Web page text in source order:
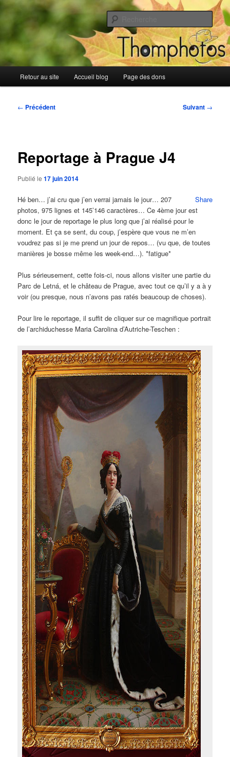
Aller
au
Blog de Thomphotos
Blog de Thomphotos
principal
Retour au site Accueil blog Page des dons
Navigation
← Précédent Suivant →
Reportage à Prague J4
Publié le17 juin 2014
Share
Hé ben… j’ai cru que j’en verrai jamais le jour… 207
photos, 975 lignes et 145’146 caractères… Ce 4ème jour est
donc le jour de reportage le plus long que j’ai réalisé pour le
moment. Et ça se sent, du coup, j’espère que vous ne m’en
voudrez pas si je me prend un jour de repos… (vu que, de toutes
manières je bosse même les week-end…). *fatigue*
Plus sérieusement, cette fois-ci, nous allons visiter une partie du
Parc de Letná, et le château de Prague, avec tout ce qu’il y a à y
voir (ou presque, nous n’avons pas ratés beaucoup de choses).
Pour lire le reportage, il suffit de cliquer sur ce magnifique portrait
de l’archiduchesse Maria Carolina d’Autriche-Teschen :